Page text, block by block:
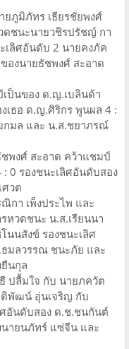
ภูมิภัทร เธียรชัยพงศ์
ดชนะนายวชิรปรัชญ์ กา
เลิศอันดับ 2 นายคงภัค
องนายธัชพงศ์ สะอาด
ป็นของ ด.ญ.เบลินด้า
เธอ ด.ญ.ศิริกร พูนผล 4 :
กมล และ น.ส.ชยาภรณ์
พงศ์ สะอาด คว้าแชมป์
0 รองชนะเลิศอันดับสอง
วต
า เพ็งประไพ และ
วดชนะ น.ส.เรียนนา
นนสังข์ รองชนะเลิศ
มลวรรณ ชนะภัย และ
นกุล
ปลื้มใจ กับ นายภควัต
พัฒน์ อุ่นเจริญ กับ
อันดับสอง ด.ช.ชนกันต์
ายนภัทร์ แซ่จีน และ